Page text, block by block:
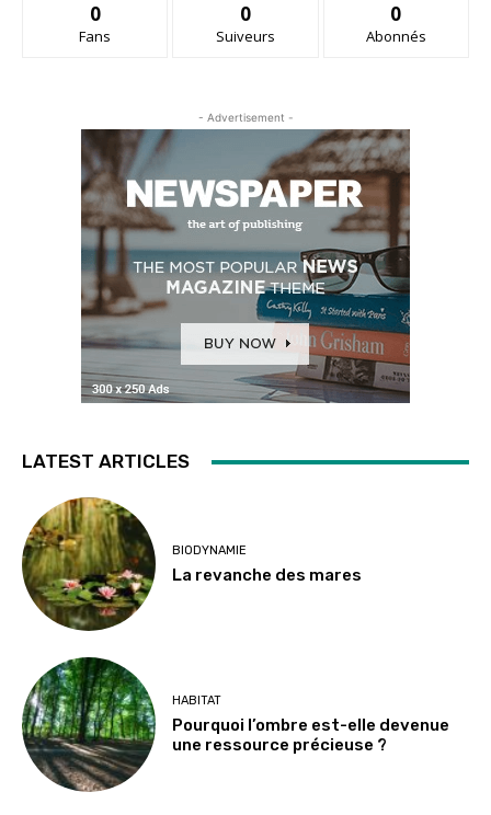
0
Fans
0
Suiveurs
0
Abonnés
- Advertisement -
LATEST ARTICLES
BIODYNAMIE
La revanche des mares
HABITAT
Pourquoi l’ombre est-elle devenue
une ressource précieuse ?